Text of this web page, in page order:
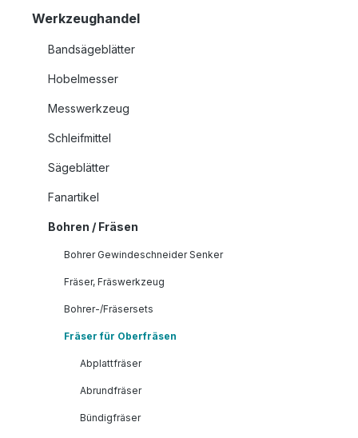
Werkzeughandel
Bandsägeblätter
Hobelmesser
Messwerkzeug
Schleifmittel
Sägeblätter
Fanartikel
Bohren / Fräsen
Bohrer Gewindeschneider Senker
Fräser, Fräswerkzeug
Bohrer-/Fräsersets
Fräser für Oberfräsen
Abplattfräser
Abrundfräser
Bündigfräser